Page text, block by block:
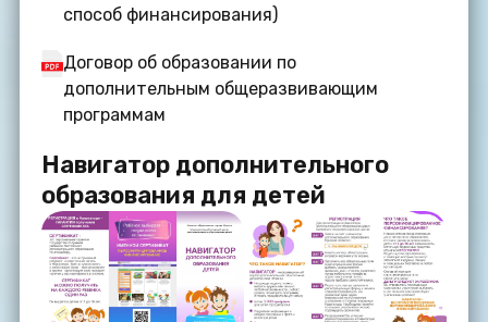
способ финансирования)
Договор об образовании по
дополнительным общеразвивающим
программам
Навигатор дополнительного
образования для детей